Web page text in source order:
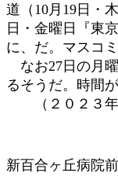
道（10月19日・
日・金曜日『東
に、だ。マスコ
なお27日の月
るそうだ。時間
（２０２３年
新百合ヶ丘病院